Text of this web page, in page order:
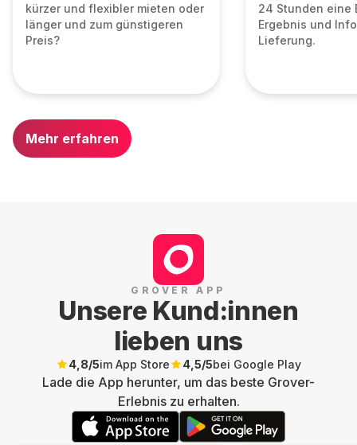
kürzer und flexibler mieten oder
länger und zum günstigeren
Preis?
24 Stunden eine
Ergebnis und
Lieferung.
Mehr erfahren
GROVER APP
Unsere Kund:innen
lieben uns
4,8/5im App Store 4,5/5bei Google Play
Lade die App herunter, um das beste Grover-
Erlebnis zu erhalten.